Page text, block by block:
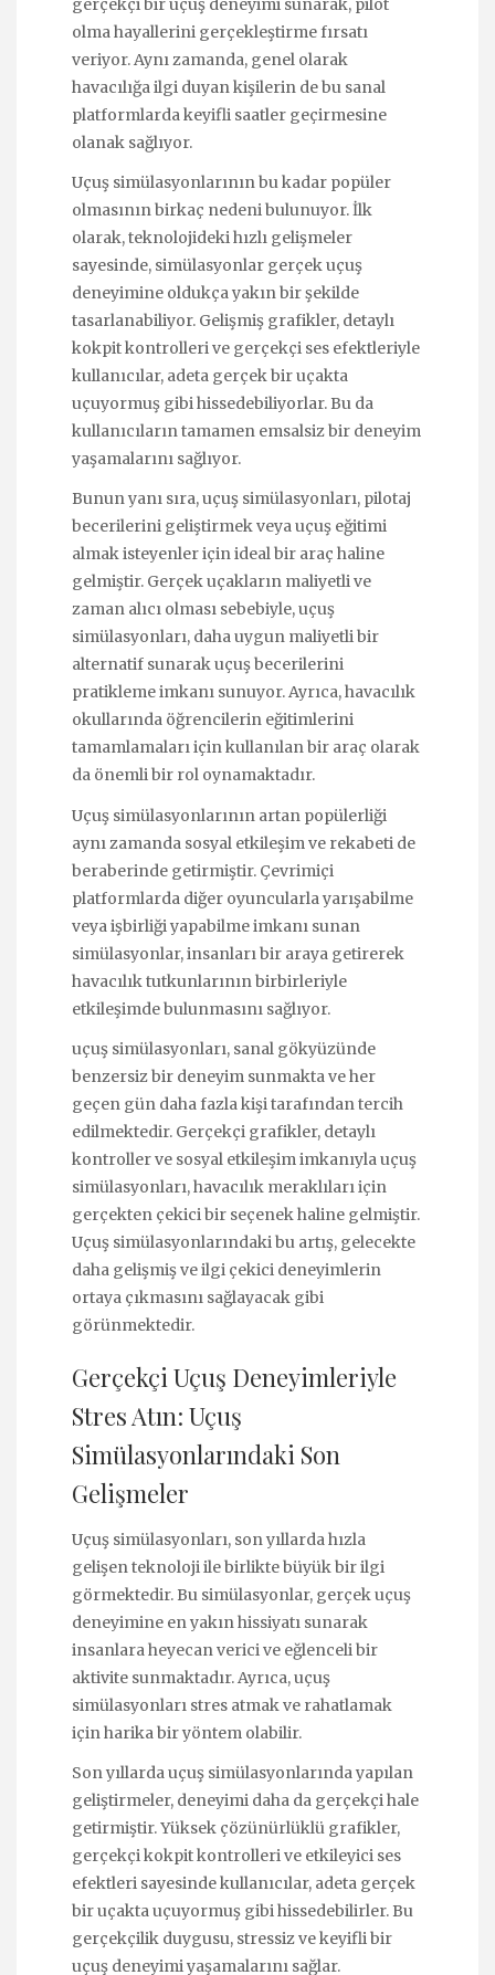
gerçekçi bir uçuş deneyimi sunarak, pilot
olma hayallerini gerçekleştirme fırsatı
veriyor. Aynı zamanda, genel olarak
havacılığa ilgi duyan kişilerin de bu sanal
platformlarda keyifli saatler geçirmesine
olanak sağlıyor.
Uçuş simülasyonlarının bu kadar popüler
olmasının birkaç nedeni bulunuyor. İlk
olarak, teknolojideki hızlı gelişmeler
sayesinde, simülasyonlar gerçek uçuş
deneyimine oldukça yakın bir şekilde
tasarlanabiliyor. Gelişmiş grafikler, detaylı
kokpit kontrolleri ve gerçekçi ses efektleriyle
kullanıcılar, adeta gerçek bir uçakta
uçuyormuş gibi hissedebiliyorlar. Bu da
kullanıcıların tamamen emsalsiz bir deneyim
yaşamalarını sağlıyor.
Bunun yanı sıra, uçuş simülasyonları, pilotaj
becerilerini geliştirmek veya uçuş eğitimi
almak isteyenler için ideal bir araç haline
gelmiştir. Gerçek uçakların maliyetli ve
zaman alıcı olması sebebiyle, uçuş
simülasyonları, daha uygun maliyetli bir
alternatif sunarak uçuş becerilerini
pratikleme imkanı sunuyor. Ayrıca, havacılık
okullarında öğrencilerin eğitimlerini
tamamlamaları için kullanılan bir araç olarak
da önemli bir rol oynamaktadır.
Uçuş simülasyonlarının artan popülerliği
aynı zamanda sosyal etkileşim ve rekabeti de
beraberinde getirmiştir. Çevrimiçi
platformlarda diğer oyuncularla yarışabilme
veya işbirliği yapabilme imkanı sunan
simülasyonlar, insanları bir araya getirerek
havacılık tutkunlarının birbirleriyle
etkileşimde bulunmasını sağlıyor.
uçuş simülasyonları, sanal gökyüzünde
benzersiz bir deneyim sunmakta ve her
geçen gün daha fazla kişi tarafından tercih
edilmektedir. Gerçekçi grafikler, detaylı
kontroller ve sosyal etkileşim imkanıyla uçuş
simülasyonları, havacılık meraklıları için
gerçekten çekici bir seçenek haline gelmiştir.
Uçuş simülasyonlarındaki bu artış, gelecekte
daha gelişmiş ve ilgi çekici deneyimlerin
ortaya çıkmasını sağlayacak gibi
görünmektedir.
Gerçekçi Uçuş Deneyimleriyle
Stres Atın: Uçuş
Simülasyonlarındaki Son
Gelişmeler
Uçuş simülasyonları, son yıllarda hızla
gelişen teknoloji ile birlikte büyük bir ilgi
görmektedir. Bu simülasyonlar, gerçek uçuş
deneyimine en yakın hissiyatı sunarak
insanlara heyecan verici ve eğlenceli bir
aktivite sunmaktadır. Ayrıca, uçuş
simülasyonları stres atmak ve rahatlamak
için harika bir yöntem olabilir.
Son yıllarda uçuş simülasyonlarında yapılan
geliştirmeler, deneyimi daha da gerçekçi hale
getirmiştir. Yüksek çözünürlüklü grafikler,
gerçekçi kokpit kontrolleri ve etkileyici ses
efektleri sayesinde kullanıcılar, adeta gerçek
bir uçakta uçuyormuş gibi hissedebilirler. Bu
gerçekçilik duygusu, stressiz ve keyifli bir
uçuş deneyimi yaşamalarını sağlar.